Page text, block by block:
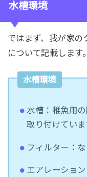
水槽環境
ではまず、我が家の
について記載します。
水槽環境
水槽：稚魚用
取り付けていま
フィルター：な
エアレーション